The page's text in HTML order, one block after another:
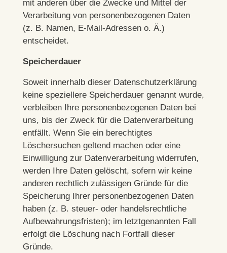
mit anderen über die Zwecke und Mittel der
Verarbeitung von personenbezogenen Daten
(z. B. Namen, E-Mail-Adressen o. Ä.)
entscheidet.
Speicherdauer
Soweit innerhalb dieser Datenschutzerklärung
keine speziellere Speicherdauer genannt wurde,
verbleiben Ihre personenbezogenen Daten bei
uns, bis der Zweck für die Datenverarbeitung
entfällt. Wenn Sie ein berechtigtes
Löschersuchen geltend machen oder eine
Einwilligung zur Datenverarbeitung widerrufen,
werden Ihre Daten gelöscht, sofern wir keine
anderen rechtlich zulässigen Gründe für die
Speicherung Ihrer personenbezogenen Daten
haben (z. B. steuer- oder handelsrechtliche
Aufbewahrungsfristen); im letztgenannten Fall
erfolgt die Löschung nach Fortfall dieser
Gründe.